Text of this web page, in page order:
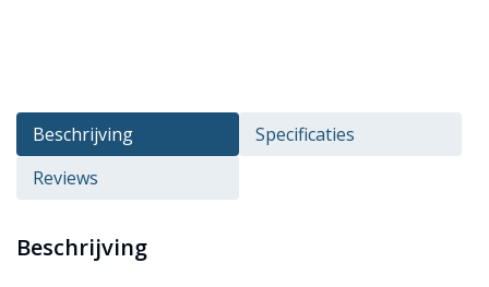
Beschrijving
Specificaties
Reviews
Beschrijving